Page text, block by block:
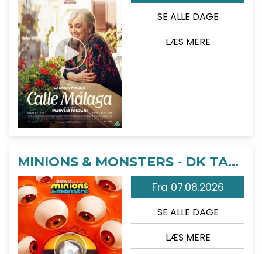
SE ALLE DAGE
LÆS MERE
MINIONS & MONSTERS - DK TALE
Fra 07.08.2026
SE ALLE DAGE
LÆS MERE